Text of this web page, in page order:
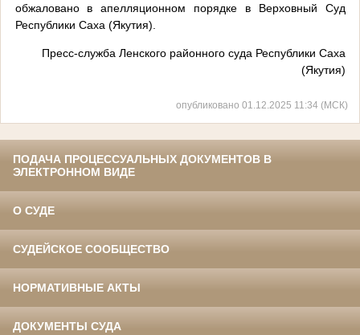
обжаловано в апелляционном порядке в Верховный Суд
Республики Саха (Якутия).
Пресс-служба Ленского районного суда Республики Саха
(Якутия)
опубликовано 01.12.2025 11:34 (МСК)
ПОДАЧА ПРОЦЕССУАЛЬНЫХ ДОКУМЕНТОВ В
ЭЛЕКТРОННОМ ВИДЕ
О СУДЕ
СУДЕЙСКОЕ СООБЩЕСТВО
НОРМАТИВНЫЕ АКТЫ
ДОКУМЕНТЫ СУДА